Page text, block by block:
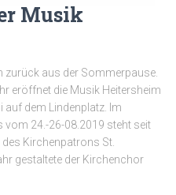
Musik
zurück aus der Sommerpause.
eröffnet die Musik Heitersheim
auf dem Lindenplatz. Im
vom 24.-26-08.2019 steht seit
Kirchenpatrons St.
gestaltete der Kirchenchor